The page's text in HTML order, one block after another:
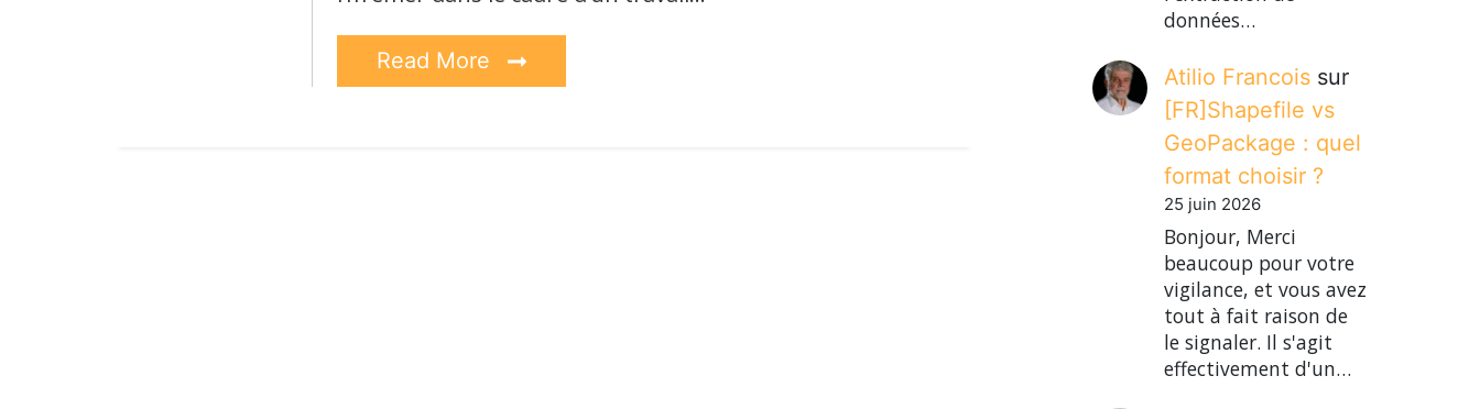
Read More
données…
Atilio Francois sur
[FR]Shapefile vs
GeoPackage : quel
format choisir ?
25 juin 2026
Bonjour, Merci
beaucoup pour votre
vigilance, et vous avez
tout à fait raison de
le signaler. Il s'agit
effectivement d'un…